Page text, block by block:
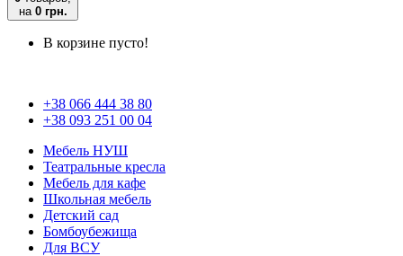
на 0 грн.
В корзине пусто!
+38 066 444 38 80
+38 093 251 00 04
Мебель НУШ
Театральные кресла
Мебель для кафе
Школьная мебель
Детский сад
Бомбоубежища
Для ВСУ